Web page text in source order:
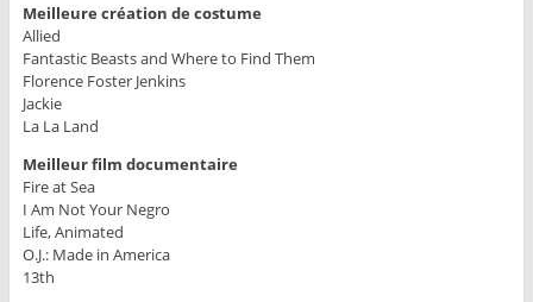
Meilleure création de costume
Allied
Fantastic Beasts and Where to Find Them
Florence Foster Jenkins
Jackie
La La Land
Meilleur film documentaire
Fire at Sea
I Am Not Your Negro
Life, Animated
O.J.: Made in America
13th